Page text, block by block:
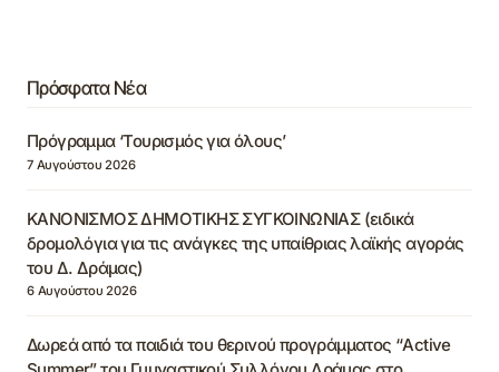
Πρόσφατα Νέα
Πρόγραμμα ‘Τουρισμός για όλους’
7 Αυγούστου 2026
ΚΑΝΟΝΙΣΜΟΣ ΔΗΜΟΤΙΚΗΣ ΣΥΓΚΟΙΝΩΝΙΑΣ (ειδικά
δρομολόγια για τις ανάγκες της υπαίθριας λαϊκής αγοράς
του Δ. Δράμας)
6 Αυγούστου 2026
Δωρεά από τα παιδιά του θερινού προγράμματος “Active